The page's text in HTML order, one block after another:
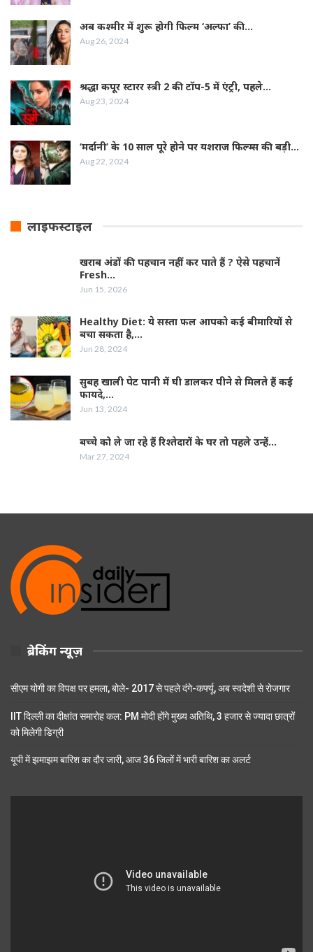
अब कश्मीर में शुरू होगी फिल्‍म ‘अल्फा’ की…
Aug 26, 2024
श्रद्धा कपूर स्‍टारर स्‍त्री 2 की टॉप-5 में एंट्री, पहले…
Aug 23, 2024
‘मर्दानी’ के 10 साल पूरे होने पर यशराज फिल्‍म्‍स की बड़ी…
Aug 22, 2024
लाइफस्टाइल
खराब अंडों की पहचान नहीं कर पाते हैं ? ऐसे पहचानें
Fresh…
Jun 15, 2026
Healthy Diet: ये सस्ता फल आपको कई बीमारियों से
बचा सकता है,…
Jun 28, 2024
सुबह खाली पेट पानी में घी डालकर पीने से मिलते हैं कई
फायदे,…
Jun 13, 2024
बच्चे को ले जा रहे हैं रिश्तेदारों के घर तो पहले उन्हें…
Mar 27, 2024
ब्रेकिंग न्यूज़
सीएम योगी का विपक्ष पर हमला, बोले- 2017 से पहले दंगे-कर्फ्यू, अब स्वदेशी से रोजगार
IIT दिल्ली का दीक्षांत समारोह कल: PM मोदी होंगे मुख्य अतिथि, 3 हजार से ज्यादा छात्रों
को मिलेगी डिग्री
यूपी में झमाझम बारिश का दौर जारी, आज 36 जिलों में भारी बारिश का अलर्ट